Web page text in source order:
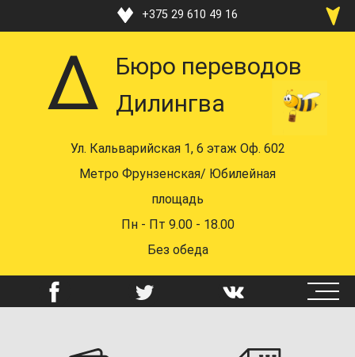
Перейти
к
содержанию
+375 29 610 49 16
+375 17 219 48 16
+375 29 610 49 16
Бюро переводов
Дилингва
Ул. Кальварийская 1, 6 этаж Оф. 602
Метро Фрунзенская/ Юбилейная
площадь
Пн - Пт 9.00 - 18.00
Без обеда